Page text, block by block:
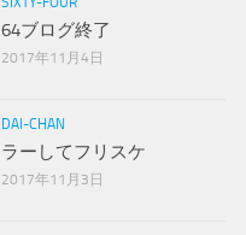
64ブログ終了
2017年11月4日
DAI-CHAN
ラーしてフリスケ
2017年11月3日